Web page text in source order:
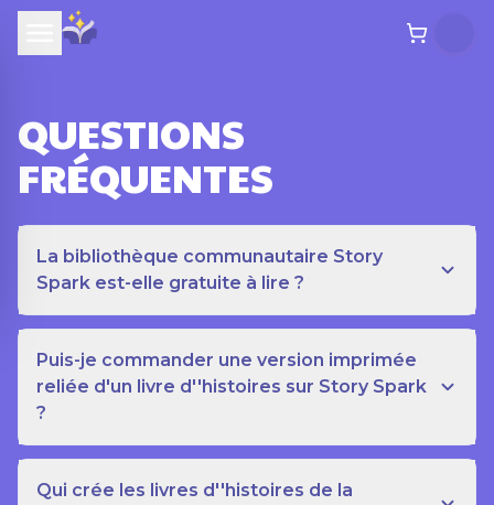
QUESTIONS
FRÉQUENTES
La bibliothèque communautaire Story
Spark est-elle gratuite à lire ?
Puis-je commander une version imprimée
reliée d'un livre d''histoires sur Story Spark
?
Qui crée les livres d''histoires de la